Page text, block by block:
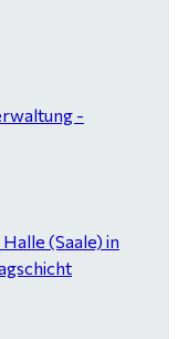
-
(Saale) in